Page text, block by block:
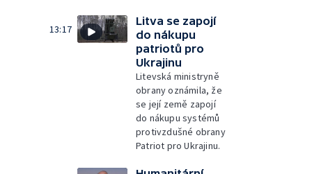
13:17
Litva se zapojí
do nákupu
patriotů pro
Ukrajinu
Litevská ministryně
obrany oznámila, že
se její země zapojí
do nákupu systémů
protivzdušné obrany
Patriot pro Ukrajinu.